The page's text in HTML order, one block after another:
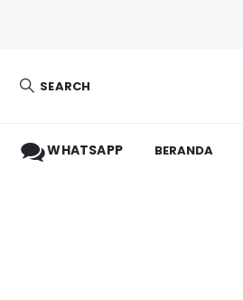
SEARCH
WHATSAPP BERANDA